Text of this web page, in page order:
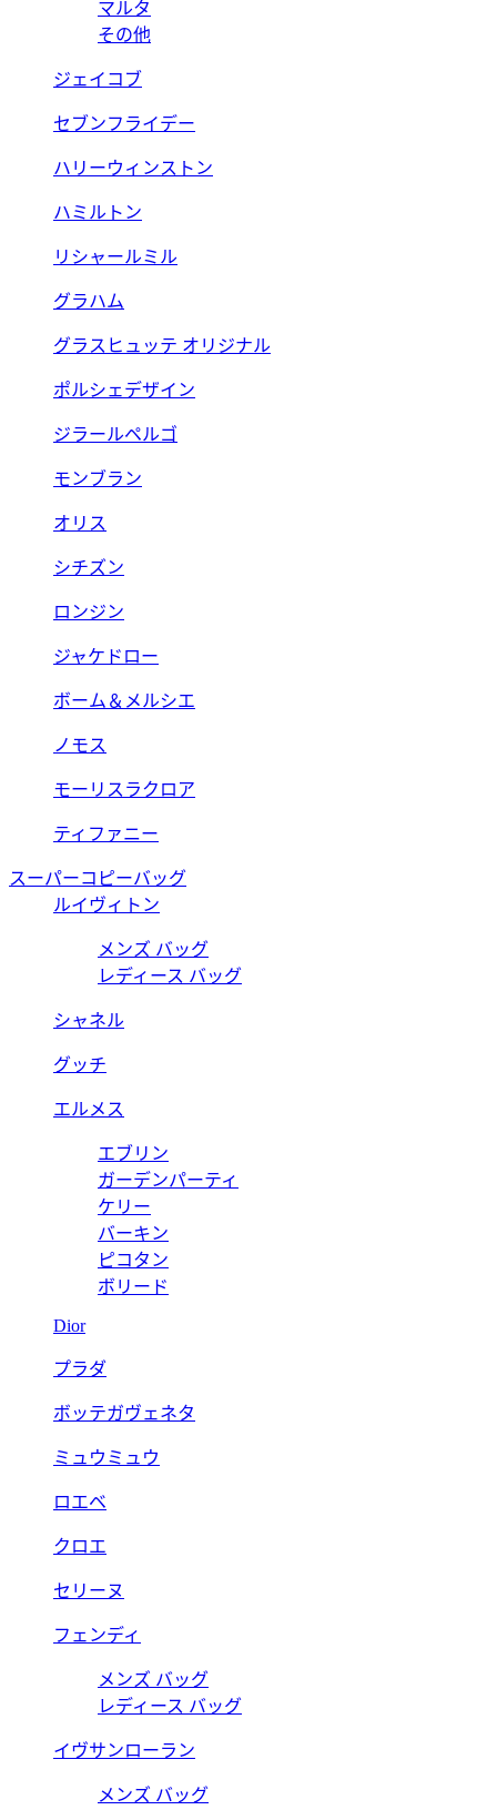
マルタ
その他
ジェイコブ
セブンフライデー
ハリーウィンストン
ハミルトン
リシャールミル
グラハム
グラスヒュッテ オリジナル
ポルシェデザイン
ジラールペルゴ
モンブラン
オリス
シチズン
ロンジン
ジャケドロー
ボーム＆メルシエ
ノモス
モーリスラクロア
ティファニー
スーパーコピーバッグ
ルイヴィトン
メンズ バッグ
レディース バッグ
シャネル
グッチ
エルメス
エブリン
ガーデンパーティ
ケリー
バーキン
ピコタン
ボリード
Dior
プラダ
ボッテガヴェネタ
ミュウミュウ
ロエベ
クロエ
セリーヌ
フェンディ
メンズ バッグ
レディース バッグ
イヴサンローラン
メンズ バッグ